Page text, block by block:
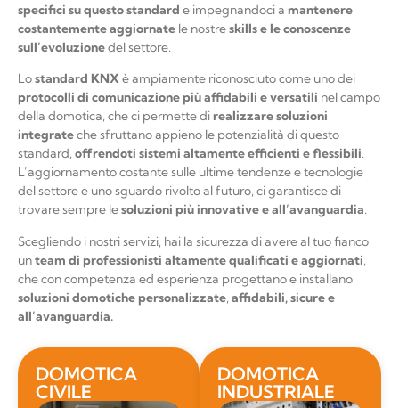
specifici su questo standard e impegnandoci a mantenere
costantemente aggiornate le nostreskills e le conoscenze
sull’evoluzionedel settore.
Lostandard KNXè ampiamente riconosciuto come uno dei
protocolli di comunicazione piùaffidabili e versatili nel campo
della domotica, che ci permette direalizzare soluzioni
integrateche sfruttano appieno le potenzialità di questo
standard, offrendoti sistemi altamente efficienti e flessibili.
L’aggiornamento costante sulle ultime tendenze e tecnologie
del settore e uno sguardo rivolto al futuro, ci garantisce di
trovare sempre lesoluzioni più innovative e all’avanguardia.
Scegliendo i nostri servizi, hai la sicurezza di avere al tuo fianco
unteam di professionisti altamente qualificati e aggiornati,
che con competenza ed esperienza progettano e installano
soluzioni domotiche personalizzate, affidabili, sicure e
all’avanguardia.
DOMOTICA
CIVILE
DOMOTICA
INDUSTRIALE